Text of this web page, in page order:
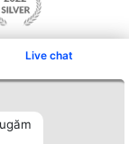
Live chat